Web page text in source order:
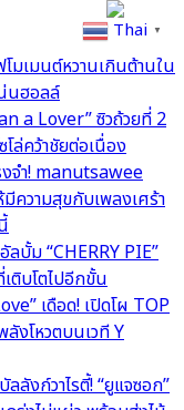
โมเมนต์หวานเกินต้านใน
นฮอลล์
a Lover” ซิวถ้วยที่ 2
ล่คว้าชัยต่อเนื่อง
งจำ! manutsawee
ความสุขกับเพลงเศร้า
บั้ม “CHERRY PIE”
ติบโตไปอีกขั้น
เดือด! เปิดโผ TOP
งโหวตบนเวที Y
ลังก์วาไรตี้! “ยูแจซอก”
Thai ▼